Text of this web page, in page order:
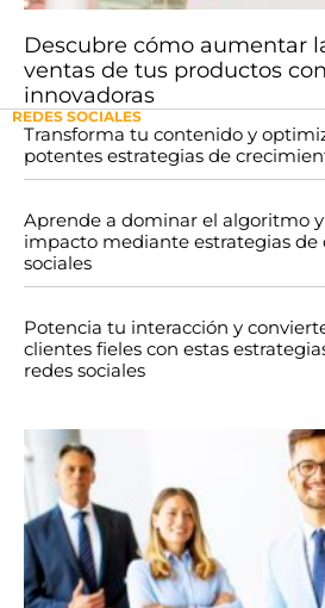
Descubre cómo aumentar
ventas de tus productos
innovadoras
REDES SOCIALES
Transforma tu contenido y
potentes estrategias de
Aprende a dominar el algoritmo
impacto mediante estrategias de
sociales
Potencia tu interacción y
clientes fieles con estas
redes sociales